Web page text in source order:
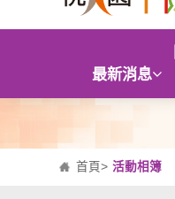
最新消息
首頁> 活動相簿